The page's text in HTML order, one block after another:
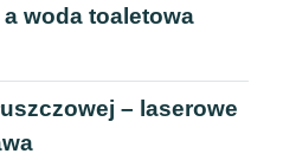
woda toaletowa
– laserowe